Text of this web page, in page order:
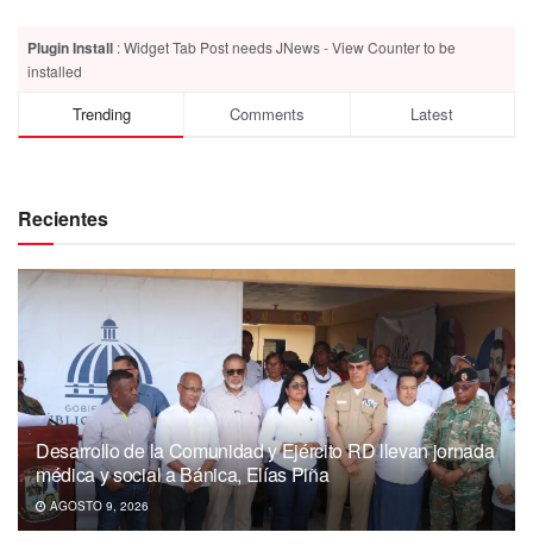
Plugin Install : Widget Tab Post needs JNews - View Counter to be
installed
Trending Comments Latest
Recientes
Desarrollo de la Comunidad y Ejército RD llevan jornada
médica y social a Bánica, Elías Piña
AGOSTO 9, 2026